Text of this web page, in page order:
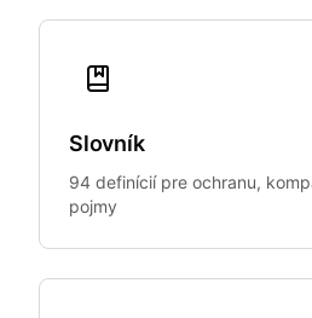
Slovník
94 definícií pre ochranu,
pojmy